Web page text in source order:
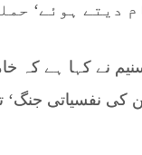
دیتے ہوئے‘
نے کہا ہے
کی نفسیاتی جنگ‘